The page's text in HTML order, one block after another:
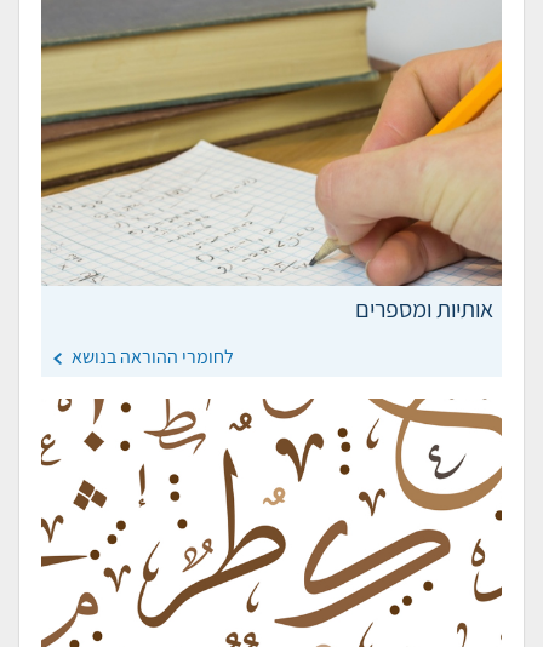
אותיות ומספרים
לחומרי ההוראה בנושא